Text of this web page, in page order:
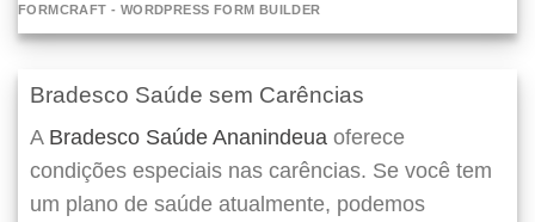
FORMCRAFT - WORDPRESS FORM BUILDER
Bradesco Saúde sem Carências
A Bradesco Saúde Ananindeua oferece
condições especiais nas carências. Se você tem
um plano de saúde atualmente, podemos